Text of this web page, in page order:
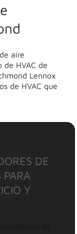
aire
HVAC de
Lennox
de HVAC que
DE
PARA
Y